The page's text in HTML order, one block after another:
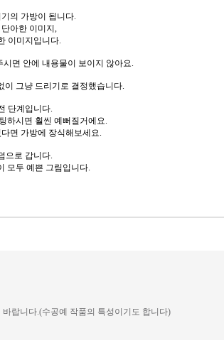
의 가방이 됩니다.
아한 이미지,
이미지입니다.
면 안에 내용물이 보이지 않아요.
이 그냥 드리기로 결정했습니다.
단계입니다.
하시면 훨씬 예뻐질거에요.
면 가방에 장식해보세요.
으로 갑니다.
모두 예쁜 그림입니다.
랍니다.(수공예 작품의 특성이기도 합니다)